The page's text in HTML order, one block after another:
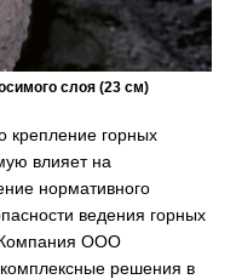
слоя (23 см)
крепление горных
влияет на
нормативного
ведения горных
Компания ООО
решения в